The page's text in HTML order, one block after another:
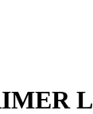
L